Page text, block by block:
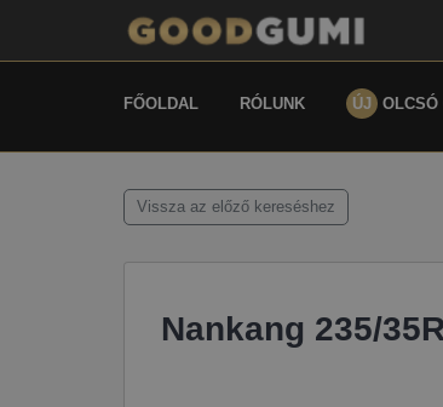
FŐOLDAL RÓLUNK ÚJ OLCSÓ
Vissza az előző kereséshez
Nankang 235/